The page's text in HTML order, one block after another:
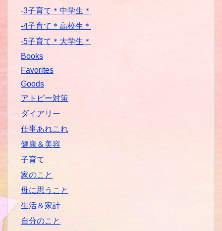
-3子育て＊中学生＊
-4子育て＊高校生＊
-5子育て＊大学生＊
Books
Favorites
Goods
アトピー対策
ダイアリー
仕事あれこれ
健康＆美容
子育て
家のこと
母に思うこと
生活＆家計
自分のこと